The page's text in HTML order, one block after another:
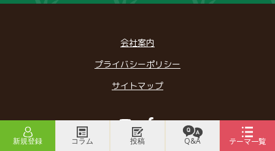
新規登録 コラム 投稿 Q&A テーマ一覧
会社案内
プライバシーポリシー
サイトマップ
YoutubeFacebook